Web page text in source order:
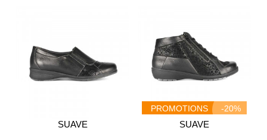
SUAVE
PROMOTIONS -20%
SUAVE